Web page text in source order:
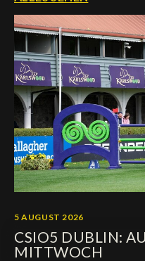
Deutsch
5 AUGUST 2026
CSIO5 DUBLIN:
MITTWOCH